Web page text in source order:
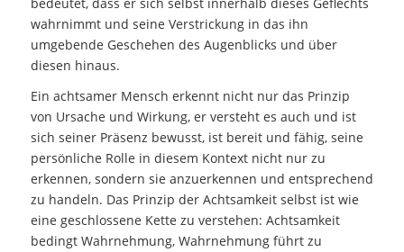
wahrnimmt und seine Verstrickung in das ihn
umgebende Geschehen des Augenblicks und über
diesen hinaus.
Ein achtsamer Mensch erkennt nicht nur das Prinzip
von Ursache und Wirkung, er versteht es auch und ist
sich seiner Präsenz bewusst, ist bereit und fähig, seine
persönliche Rolle in diesem Kontext nicht nur zu
erkennen, sondern sie anzuerkennen und entsprechend
zu handeln. Das Prinzip der Achtsamkeit selbst ist wie
eine geschlossene Kette zu verstehen: Achtsamkeit
bedingt Wahrnehmung, Wahrnehmung führt zu